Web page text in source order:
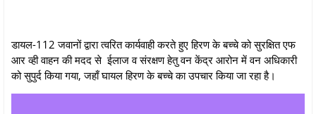
डायल-112 जवानों द्वारा त्वरित कार्यवाही करते हुए हिरण के बच्चे को सुरक्षित एफ
आर व्ही वाहन की मदद से ईलाज व संरक्षण हेतु वन केंद्र आरोन में वन अधिकारी
को सुपुर्द किया गया, जहाँ घायल हिरण के बच्चे का उपचार किया जा रहा है।